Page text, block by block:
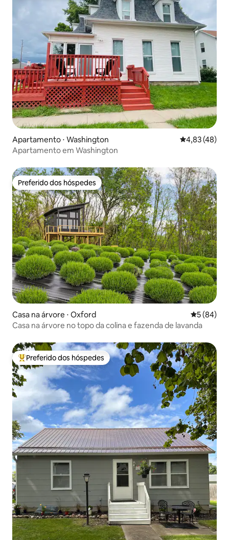
Apartamento ⋅ Washington 4,83 de uma
4,83 (48)
Apartamento em Washington
Preferido dos hóspedes
Preferido dos hóspedes
Casa na árvore ⋅ Oxford 5 de uma
5 (84)
Casa na árvore no topo da colina e fazenda de lavanda
Entre os melhores preferidos dos hóspedes
Preferido dos hóspedes